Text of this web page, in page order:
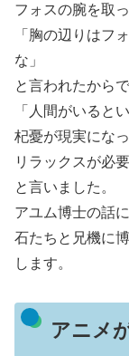
フォスの腕を取
「胸の辺りはフ
な」
と言われたからで
「人間がいると
杞憂が現実にな
リラックスが必要
と言いました。
アユム博士の話
石たちと兄機に
します。
アニメ